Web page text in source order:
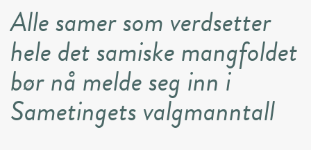
Alle samer som verdsetter
hele det samiske mangfoldet
bør nå melde seg inn i
Sametingets valgmanntall